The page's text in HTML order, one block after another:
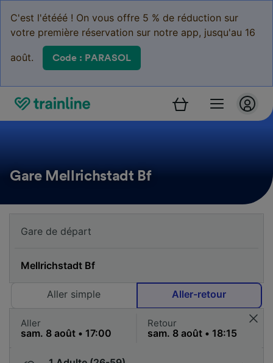
C'est l'étééé ! On vous offre 5 % de réduction sur
votre première réservation sur notre app, jusqu'au 16
août. Code : PARASOL
Gare Mellrichstadt Bf
Aller simple Aller-retour
Aller Retour